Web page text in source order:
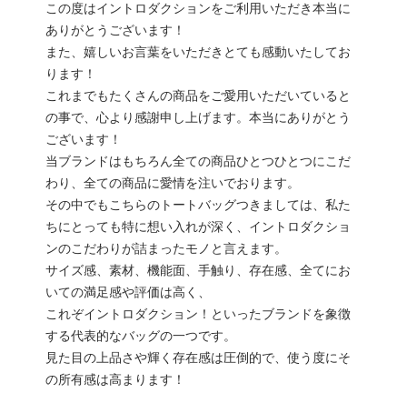
この度はイントロダクションをご利用いただき本当に
ありがとうございます！
また、嬉しいお言葉をいただきとても感動いたしてお
ります！
これまでもたくさんの商品をご愛用いただいていると
の事で、心より感謝申し上げます。本当にありがとう
ございます！
当ブランドはもちろん全ての商品ひとつひとつにこだ
わり、全ての商品に愛情を注いでおります。
その中でもこちらのトートバッグつきましては、私た
ちにとっても特に想い入れが深く、イントロダクショ
ンのこだわりが詰まったモノと言えます。
サイズ感、素材、機能面、手触り、存在感、全てにお
いての満足感や評価は高く、
これぞイントロダクション！といったブランドを象徴
する代表的なバッグの一つです。
見た目の上品さや輝く存在感は圧倒的で、使う度にそ
の所有感は高まります！